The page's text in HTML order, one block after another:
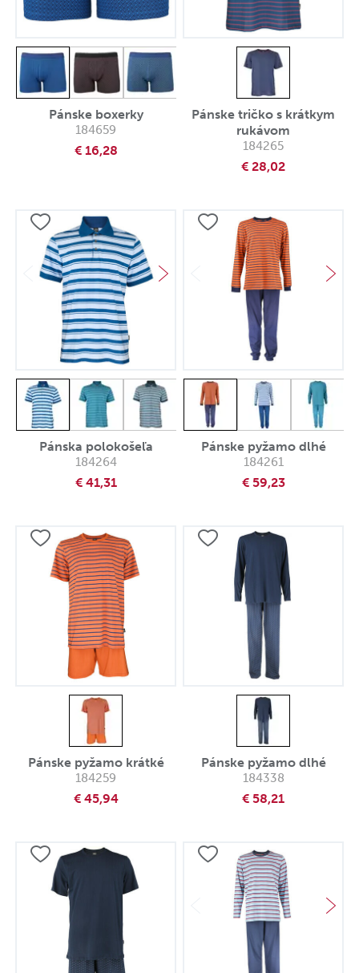
Pánske boxerky
184659
€ 16,28
Pánske tričko s krátkym
rukávom
184265
€ 28,02
Pánska polokošeľa
184264
€ 41,31
Pánske pyžamo dlhé
184261
€ 59,23
Pánske pyžamo krátké
184259
€ 45,94
Pánske pyžamo dlhé
184338
€ 58,21